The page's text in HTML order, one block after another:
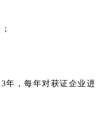
年，每年对获证企业进